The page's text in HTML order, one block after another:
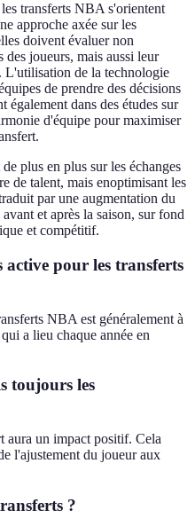
transferts NBA s'orientent
approche axée sur les
doivent évaluer non
des joueurs, mais aussi leur
L'utilisation de la technologie
de prendre des décisions
également dans des études sur
d'équipe pour maximiser
plus en plus sur les échanges
de talent, mais enoptimisant les
par une augmentation du
et après la saison, sur fond
et compétitif.
active pour les transferts
NBA est généralement à
a lieu chaque année en
toujours les
aura un impact positif. Cela
l'ajustement du joueur aux
?